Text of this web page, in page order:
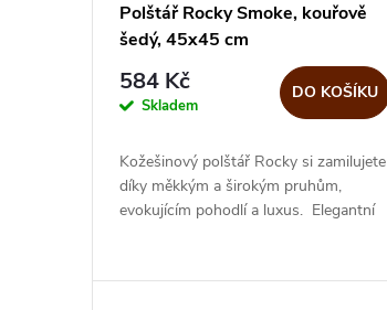
Polštář Rocky Smoke, kouřově
šedý, 45x45 cm
584 Kč
Skladem
DO KOŠÍKU
Kožešinový polštář Rocky si zamilujete
díky měkkým a širokým pruhům,
evokujícím pohodlí a luxus. Elegantní